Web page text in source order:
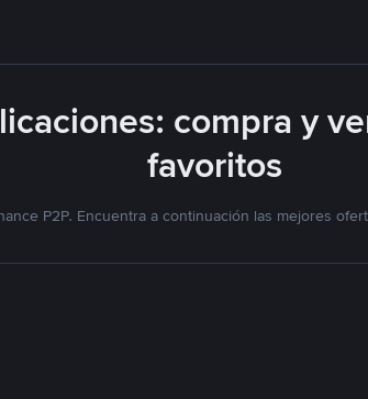
compra y
favoritos
P2P. Encuentra a continuación las mejores